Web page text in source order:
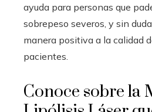
ayuda para personas que
sobrepeso severos, y sin
manera positiva a la calidad
pacientes.
Conoce sobre la